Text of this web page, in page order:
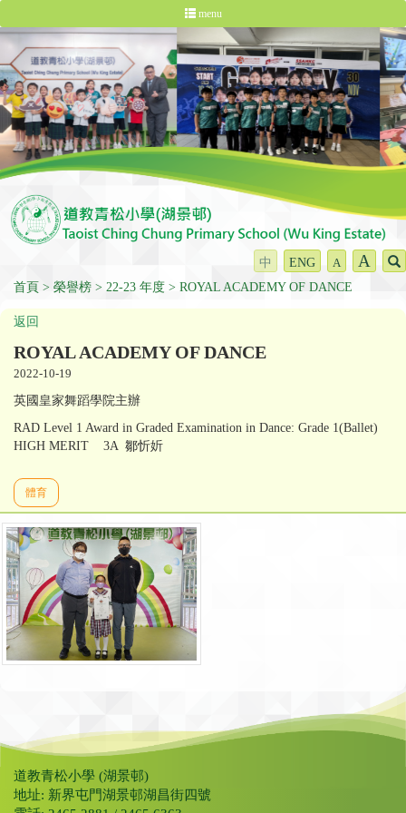
menu
中 ENG A A
首頁 榮譽榜 22-23 年度 ROYAL ACADEMY OF DANCE
返回
ROYAL ACADEMY OF DANCE
2022-10-19
英國皇家舞蹈學院主辦
RAD Level 1 Award in Graded Examination in Dance: Grade 1(Ballet)
HIGH MERIT 3A 鄒忻妡
體育
道教青松小學 (湖景邨)
地址: 新界屯門湖景邨湖昌街四號